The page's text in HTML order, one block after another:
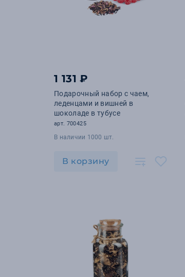
1 131 ₽
Подарочный набор с чаем,
леденцами и вишней в
шоколаде в тубусе
арт. 700425
В наличии 1000 шт.
В корзину